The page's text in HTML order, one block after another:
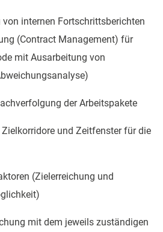
internen Fortschrittsberichten
(Contract Management) für
mit Ausarbeitung von
der Arbeitspakete
und Zeitfenster für die
(Zielerreichung und
mit dem jeweils zuständigen